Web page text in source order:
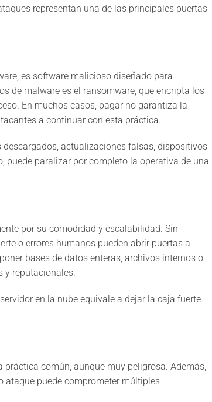
representan una de las principales puertas
es software malicioso diseñado para
de malware es el ransomware, que encripta los
En muchos casos, pagar no garantiza la
a continuar con esta práctica.
actualizaciones falsas, dispositivos
puede paralizar por completo la operativa de una
por su comodidad y escalabilidad. Sin
o errores humanos pueden abrir puertas a
bases de datos enteras, archivos internos o
y reputacionales.
en la nube equivale a dejar la caja fuerte
común, aunque muy peligrosa. Además,
ataque puede comprometer múltiples